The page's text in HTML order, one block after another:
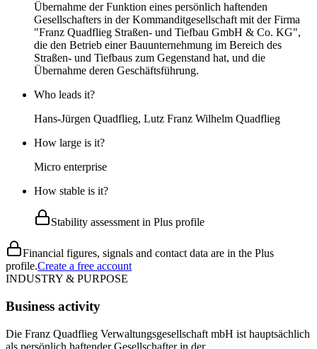
Übernahme der Funktion eines persönlich haftenden
Gesellschafters in der Kommanditgesellschaft mit der Firma
"Franz Quadflieg Straßen- und Tiefbau GmbH & Co. KG",
die den Betrieb einer Bauunternehmung im Bereich des
Straßen- und Tiefbaus zum Gegenstand hat, und die
Übernahme deren Geschäftsführung.
Who leads it?
Hans-Jürgen Quadflieg, Lutz Franz Wilhelm Quadflieg
How large is it?
Micro enterprise
How stable is it?
Stability assessment in Plus profile
Financial figures, signals and contact data are in the Plus
profile.Create a free account
INDUSTRY & PURPOSE
Business activity
Die Franz Quadflieg Verwaltungsgesellschaft mbH ist hauptsächlich
als persönlich haftender Gesellschafter in der